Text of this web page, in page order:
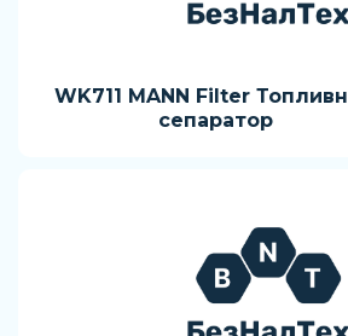
WK711 MANN Filter
сепаратор